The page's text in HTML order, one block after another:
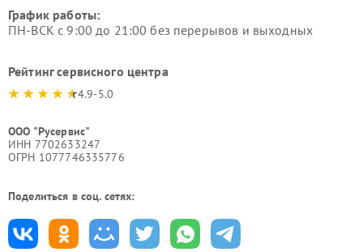
График работы:
ПН-ВСК с 9:00 до 21:00 без перерывов и выходных
Рейтинг сервисного центра
4.9-5.0
ООО "Русервис"
ИНН 7702633247
ОГРН 1077746335776
Поделиться в соц. сетях: